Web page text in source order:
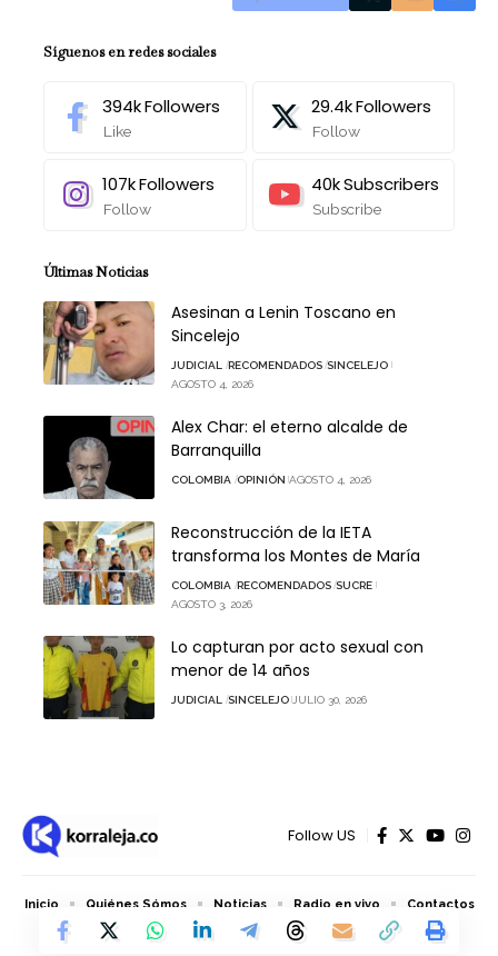
Síguenos en redes sociales
394kFollowers
Like
29.4kFollowers
Follow
107kFollowers
Follow
40kSubscribers
Subscribe
Últimas Noticias
Asesinan a Lenin Toscano en
Sincelejo
JUDICIAL RECOMENDADOS SINCELEJO
AGOSTO 4, 2026
Alex Char: el eterno alcalde de
Barranquilla
COLOMBIA OPINIÓN AGOSTO 4, 2026
Reconstrucción de la IETA
transforma los Montes de María
COLOMBIA RECOMENDADOS SUCRE
AGOSTO 3, 2026
Lo capturan por acto sexual con
menor de 14 años
JUDICIAL SINCELEJO JULIO 30, 2026
Follow US
© 2026 Korraleja.co - Todos los derechos reservados
Inicio Quiénes Sómos Noticias Radio en vivo Contactos